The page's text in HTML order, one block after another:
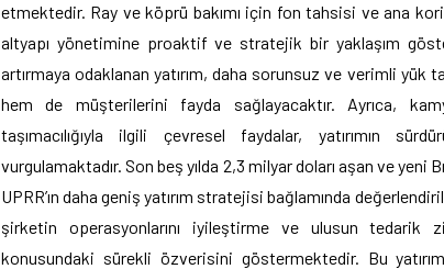
etmektedir. Ray ve köprü bakımı için fon tahsisi ve ana
altyapı yönetimine proaktif ve stratejik bir yaklaşım
artırmaya odaklanan yatırım, daha sorunsuz ve verimli yük
hem de müşterilerini fayda sağlayacaktır. Ayrıca,
taşımacılığıyla ilgili çevresel faydalar, yatırımın
vurgulamaktadır. Son beş yılda 2,3 milyar doları aşan ve
UPRR’ın daha geniş yatırım stratejisi bağlamında
şirketin operasyonlarını iyileştirme ve ulusun tedarik
konusundaki sürekli özverisini göstermektedir. Bu